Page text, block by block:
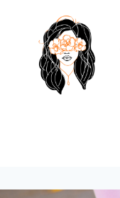
contenu